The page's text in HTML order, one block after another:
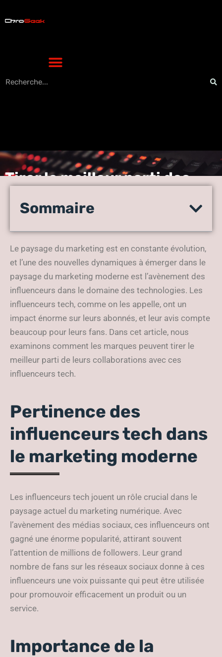
Tirer le meilleur parti des
influenceurs tech : top
de high-tech.
Sommaire
Le paysage du marketing est en constante évolution,
et l’une des nouvelles dynamiques à émerger dans le
paysage du marketing moderne est l’avènement des
influenceurs dans le domaine des technologies. Les
influenceurs tech, comme on les appelle, ont un
impact énorme sur leurs abonnés, et leur avis compte
beaucoup pour leurs fans. Dans cet article, nous
examinons comment les marques peuvent tirer le
meilleur parti de leurs collaborations avec ces
influenceurs tech.
Pertinence des
influenceurs tech dans
le marketing moderne
Les influenceurs tech jouent un rôle crucial dans le
paysage actuel du marketing numérique. Avec
l’avènement des médias sociaux, ces influenceurs ont
gagné une énorme popularité, attirant souvent
l’attention de millions de followers. Leur grand
nombre de fans sur les réseaux sociaux donne à ces
influenceurs une voix puissante qui peut être utilisée
pour promouvoir efficacement un produit ou un
service.
Importance de la